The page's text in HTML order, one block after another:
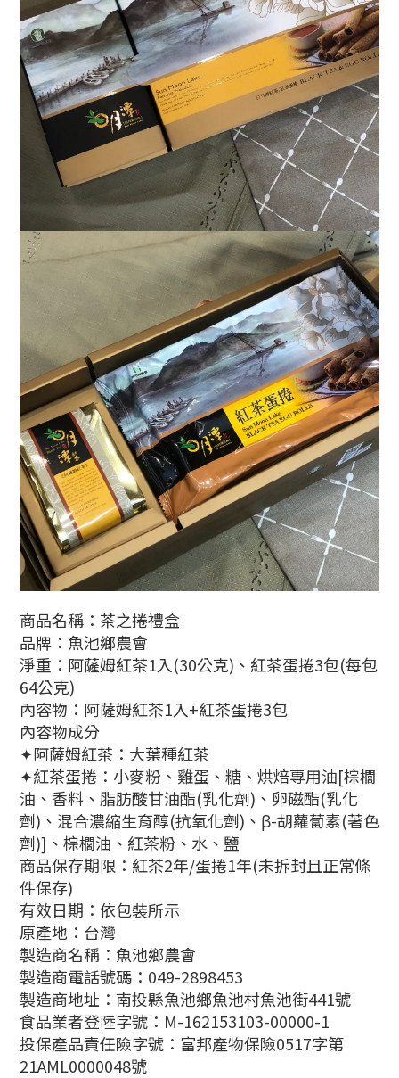
商品名稱：茶之捲禮盒
品牌：魚池鄉農會
淨重：阿薩姆紅茶1入(30公克)、紅茶蛋捲3包(每包
64公克)
內容物：阿薩姆紅茶1入+紅茶蛋捲3包
內容物成分
✦阿薩姆紅茶：大葉種紅茶
✦紅茶蛋捲：小麥粉、雞蛋、糖、烘焙專用油[棕櫚
油、香料、脂肪酸甘油酯(乳化劑)、卵磁酯(乳化
劑)、混合濃縮生育醇(抗氧化劑)、β-胡蘿蔔素(著色
劑)]、棕櫚油、紅茶粉、水、鹽
商品保存期限：紅茶2年/蛋捲1年(未拆封且正常條
件保存)
有效日期：依包裝所示
原產地：台灣
製造商名稱：魚池鄉農會
製造商電話號碼：049-2898453
製造商地址：南投縣魚池鄉魚池村魚池街441號
食品業者登陸字號：M-162153103-00000-1
投保產品責任險字號：富邦產物保險0517字第
21AML0000048號